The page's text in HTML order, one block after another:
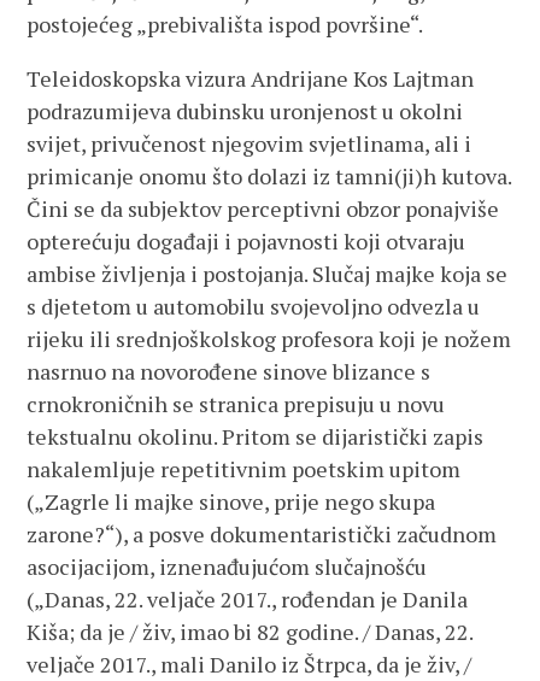
postojećeg „prebivališta ispod površine“.
Teleidoskopska vizura Andrijane Kos Lajtman
podrazumijeva dubinsku uronjenost u okolni
svijet, privučenost njegovim svjetlinama, ali i
primicanje onomu što dolazi iz tamni(ji)h kutova.
Čini se da subjektov perceptivni obzor ponajviše
opterećuju događaji i pojavnosti koji otvaraju
ambise življenja i postojanja. Slučaj majke koja se
s djetetom u automobilu svojevoljno odvezla u
rijeku ili srednjoškolskog profesora koji je nožem
nasrnuo na novorođene sinove blizance s
crnokroničnih se stranica prepisuju u novu
tekstualnu okolinu. Pritom se dijaristički zapis
nakalemljuje repetitivnim poetskim upitom
(„Zagrle li majke sinove, prije nego skupa
zarone?“), a posve dokumentaristički začudnom
asocijacijom, iznenađujućom slučajnošću
(„Danas, 22. veljače 2017., rođendan je Danila
Kiša; da je / živ, imao bi 82 godine. / Danas, 22.
veljače 2017., mali Danilo iz Štrpca, da je živ, /